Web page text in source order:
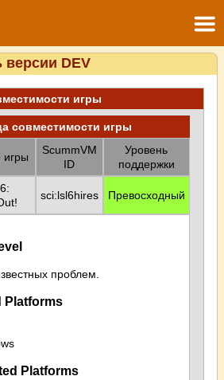
DEV
игры
совместимости игры
игры
ScummVM
ID
Уровень
поддержки
sci:lsl6hires Превосходный
проблем.
Platforms
Platforms